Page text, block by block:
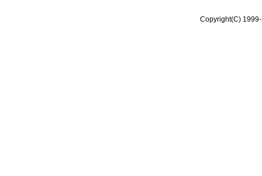
Copyright(C)